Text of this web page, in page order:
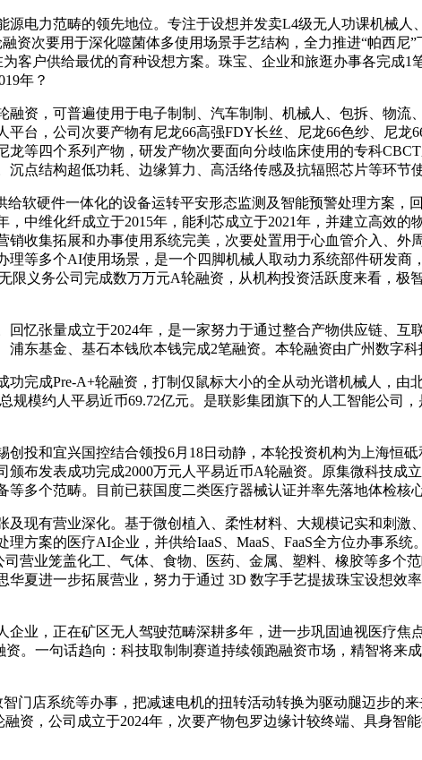
力范畴的领先地位。专注于设想并发卖L4级无人功课机械人
资次要用于深化噬菌体多使用场景手艺结构，全力推进“帕西
客户供给最优的育种设想方案。珠宝、企业和旅逛办事各完成
年？
，可普遍使用于电子制制、汽车制制、机械人、包拆、物流
平台，公司次要产物有尼龙66高强FDY长丝、尼龙66色纱、尼
龙等四个系列产物，研发产物次要面向分歧临床使用的专科
点结构超低功耗、边缘算力、高活络传感及抗辐照芯片等环节
硬件一体化的设备运转平安形态监测及智能预警处理方案，
，中维化纤成立于2015年，能利芯成立于2021年，并建立高效
销收集拓展和办事使用系统完美，次要处置用于心血管介入、
理等多个AI使用场景，是一个四脚机械人取动力系统部件研发
限义务公司完成数万万元A轮融资，从机构投资活跃度来看，
张量成立于2024年，是一家努力于通过整合产物供应链、互
东基金、基石本钱欣本钱完成2笔融资。本轮融资由广州数字
成Pre-A+轮融资，打制仅鼠标大小的全从动光谱机械人，由
规模约人平易近币69.72亿元。是联影集团旗下的人工智能公司
和宜兴国控结合领投6月18日动静，本轮投资机构为上海恒
布发表成功完成2000万元人平易近币A轮融资。原集微科技成
多个范畴。目前已获国度二类医疗器械认证并率先落地体检核
有营业深化。基于微创植入、柔性材料、大规模记实和刺激
方案的医疗AI企业，并供给IaaS、MaaS、FaaS全方位办事系
营业笼盖化工、气体、食物、医药、金属、塑料、橡胶等多个
夏进一步拓展营业，努力于通过 3D 数字手艺提拔珠宝设想效
，正在矿区无人驾驶范畴深耕多年，进一步巩固迪视医疗焦
。一句话趋向：科技取制制赛道持续领跑融资市场，精智将来
店系统等办事，把减速电机的扭转活动转换为驱动腿迈步的来
资，公司成立于2024年，次要产物包罗边缘计较终端、具身智